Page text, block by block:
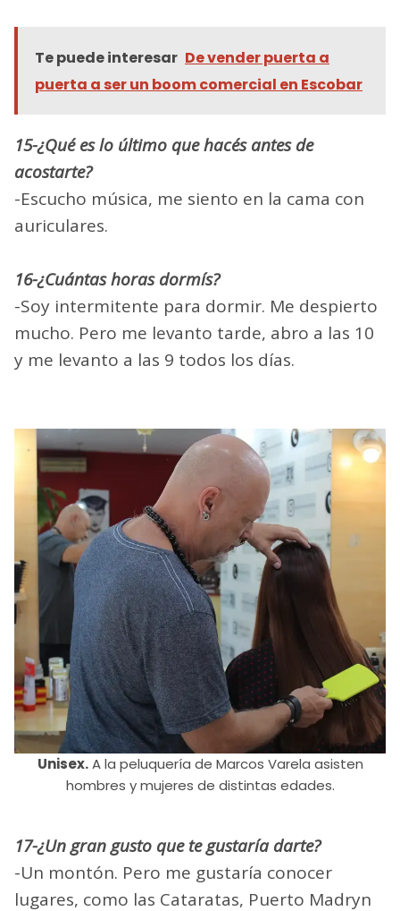
Te puede interesar De vender puerta a
puerta a ser un boom comercial en Escobar
15-¿Qué es lo último que hacés antes de
acostarte?
-Escucho música, me siento en la cama con
auriculares.
16-¿Cuántas horas dormís?
-Soy intermitente para dormir. Me despierto
mucho. Pero me levanto tarde, abro a las 10
y me levanto a las 9 todos los días.
Unisex.A la peluquería de Marcos Varela asisten
hombres y mujeres de distintas edades.
17-¿Un gran gusto que te gustaría darte?
-Un montón. Pero me gustaría conocer
lugares, como las Cataratas, Puerto Madryn